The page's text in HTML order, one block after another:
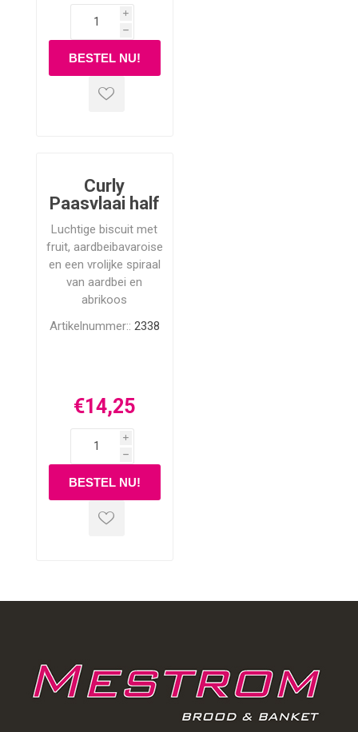
i
h
Curly
Paasvlaai half
Luchtige biscuit met
fruit, aardbeibavaroise
en een vrolijke spiraal
van aardbei en
abrikoos
Artikelnummer:: 2338
€14,25
i
h